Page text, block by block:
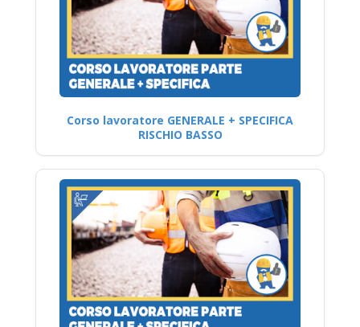
Corso lavoratore GENERALE + SPECIFICA
RISCHIO BASSO